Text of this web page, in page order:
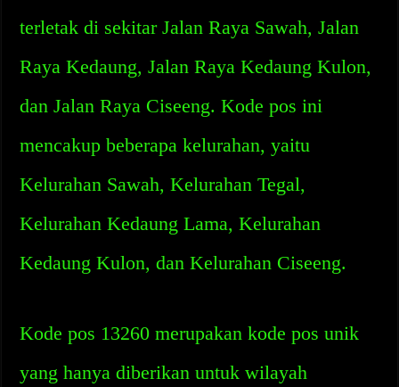
terletak di sekitar Jalan Raya Sawah, Jalan
Raya Kedaung, Jalan Raya Kedaung Kulon,
dan Jalan Raya Ciseeng. Kode pos ini
mencakup beberapa kelurahan, yaitu
Kelurahan Sawah, Kelurahan Tegal,
Kelurahan Kedaung Lama, Kelurahan
Kedaung Kulon, dan Kelurahan Ciseeng.
Kode pos 13260 merupakan kode pos unik
yang hanya diberikan untuk wilayah